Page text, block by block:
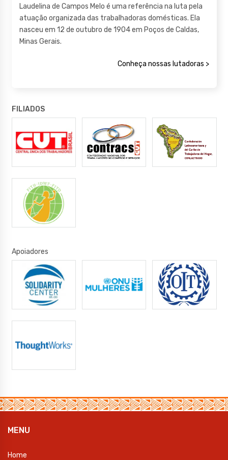
Laudelina de Campos Melo é uma referência na luta pela
atuação organizada das trabalhadoras domésticas. Ela
nasceu em 12 de outubro de 1904 em Poços de Caldas,
Minas Gerais.
Conheça nossas lutadoras >
FILIADOS
Apoiadores
MENU
Home